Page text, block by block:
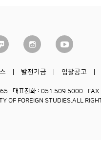
발전기금 입찰공고
대표전화 : 051.509.5000
OF FOREIGN STUDIES. ALL